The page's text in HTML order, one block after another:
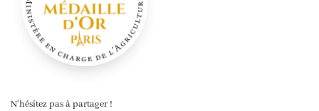
En cochant cette case, vous consentez à recevoir nos propositions
commerciales à l'adresse email indiqué ci-dessus. Vous pouvez vous désinscrire
à tout moment en utilisantle formulaire de désinscription
N'hésitez pas à partager !